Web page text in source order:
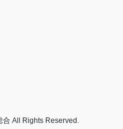
All Rights Reserved.